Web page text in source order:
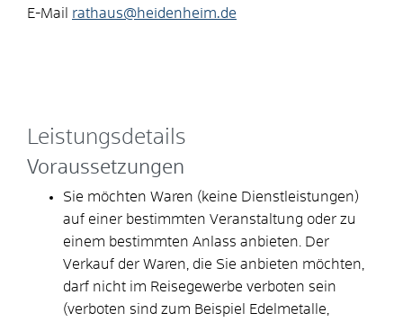
E-Mail
rathaus@heidenheim.de
Leistungsdetails
Voraussetzungen
Sie möchten Waren (keine Dienstleistungen)
auf einer bestimmten Veranstaltung oder zu
einem bestimmten Anlass anbieten. Der
Verkauf der Waren, die Sie anbieten möchten,
darf nicht im Reisegewerbe verboten sein
(verboten sind zum Beispiel Edelmetalle,